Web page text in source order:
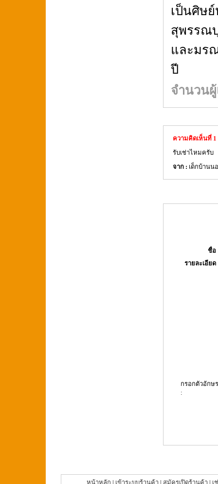
เป็นศิษ
สุพรรณ
และมร
ปี
จำนวนผู้
ความคิดเห็นที่ 1
รับเช่าไหมครับ
จาก : เด็กบ้านน
ชื่อ
รายละเอียด
กรอกตัวอักษร
:
หน้าหลัก | เข้าระบบร้านค้า | สมัครเปิดร้านค้า | เ